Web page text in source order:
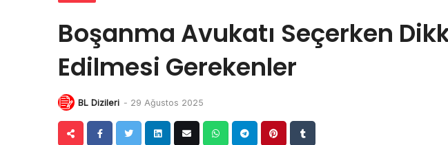
Boşanma Avukatı Seçerken
Edilmesi Gerekenler
BL Dizileri - 29 Ağustos 2025